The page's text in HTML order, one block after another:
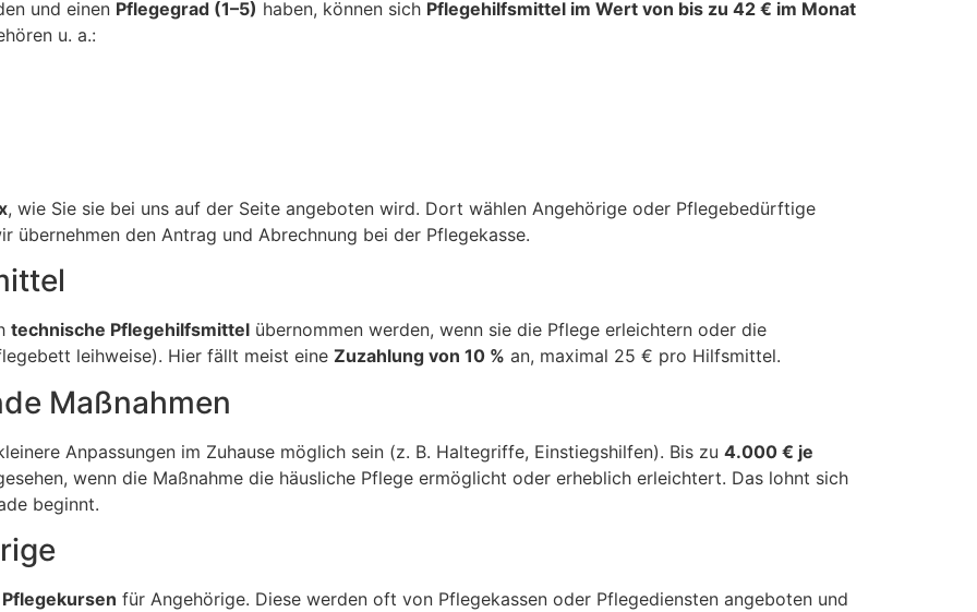
und einen Pflegegrad (1–5) haben, können sich Pflegehilfsmittel im Wert von bis zu 42 € im Monat
u. a.:
, wie Sie sie bei uns auf der Seite angeboten wird. Dort wählen Angehörige oder Pflegebedürftige
übernehmen den Antrag und Abrechnung bei der Pflegekasse.
technische Pflegehilfsmittel übernommen werden, wenn sie die Pflege erleichtern oder die
leihweise). Hier fällt meist eine Zuzahlung von 10 % an, maximal 25 € pro Hilfsmittel.
Maßnahmen
Anpassungen im Zuhause möglich sein (z. B. Haltegriffe, Einstiegshilfen). Bis zu 4.000 € je
wenn die Maßnahme die häusliche Pflege ermöglicht oder erheblich erleichtert. Das lohnt sich
beginnt.
für Angehörige. Diese werden oft von Pflegekassen oder Pflegediensten angeboten und